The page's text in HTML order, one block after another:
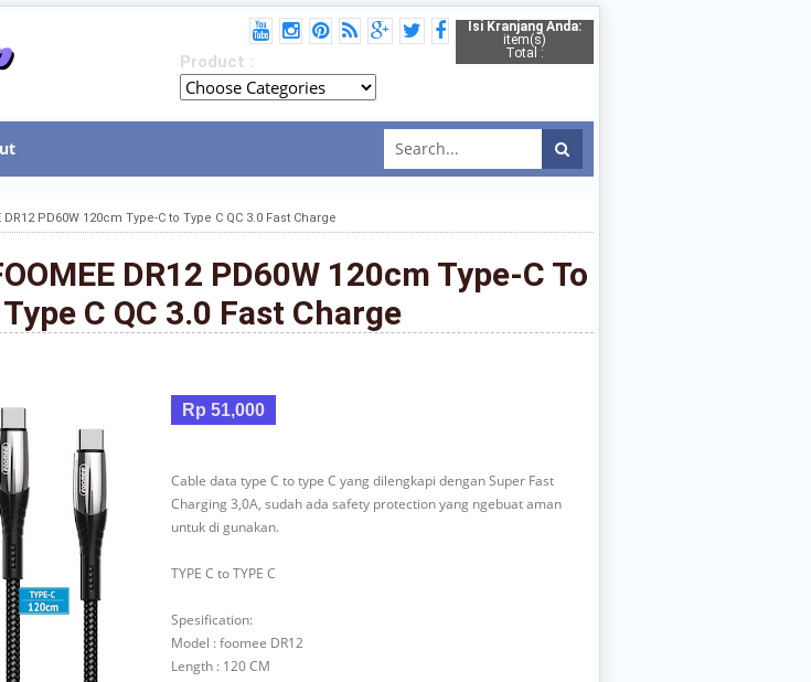
Isi Kranjang Anda:
item(s)
Total :
Product :
DR12 PD60W 120cm Type-C to Type C QC 3.0 Fast Charge
DR12 PD60W 120cm Type-C To
Type C QC 3.0 Fast Charge
Rp 51,000
Cable data type C to type C yang dilengkapi dengan Super Fast
Charging 3,0A, sudah ada safety protection yang ngebuat aman
untuk di gunakan.
TYPE C to TYPE C
Spesification:
Model : foomee DR12
Length : 120 CM